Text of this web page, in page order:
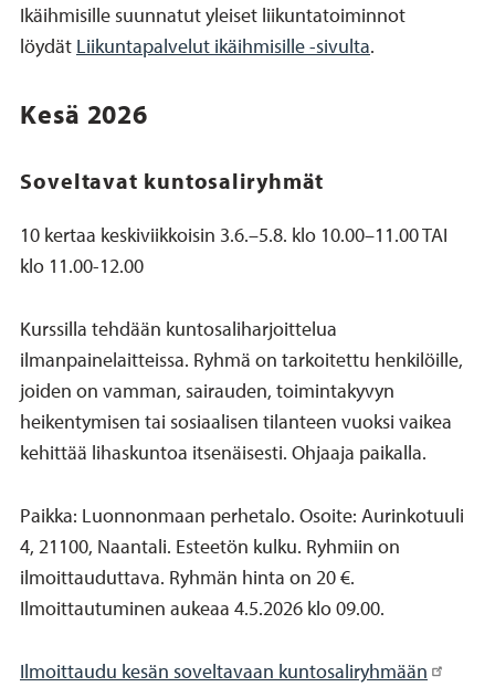
Ikäihmisille suunnatut yleiset liikuntatoiminnot
löydät Liikuntapalvelut ikäihmisille -sivulta.
Kesä 2026
Soveltavat kuntosaliryhmät
10 kertaa keskiviikkoisin 3.6.–5.8. klo 10.00–11.00 TAI
klo 11.00-12.00
Kurssilla tehdään kuntosaliharjoittelua
ilmanpainelaitteissa. Ryhmä on tarkoitettu henkilöille,
joiden on vamman, sairauden, toimintakyvyn
heikentymisen tai sosiaalisen tilanteen vuoksi vaikea
kehittää lihaskuntoa itsenäisesti. Ohjaaja paikalla.
Paikka: Luonnonmaan perhetalo. Osoite: Aurinkotuuli
4, 21100, Naantali. Esteetön kulku. Ryhmiin on
ilmoittauduttava. Ryhmän hinta on 20 €.
Ilmoittautuminen aukeaa 4.5.2026 klo 09.00.
Ilmoittaudu kesän soveltavaan kuntosaliryhmään